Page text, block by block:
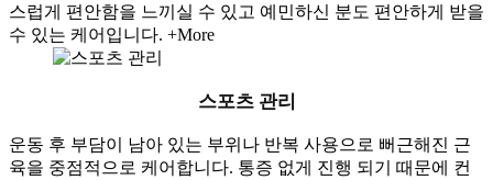
스럽게 편안함을 느끼실 수 있고 예민하신 분도 편안하게 받을
수 있는 케어입니다. +More
스포츠 관리
운동 후 부담이 남아 있는 부위나 반복 사용으로 뻐근해진 근
육을 중점적으로 케어합니다. 통증 없게 진행 되기 때문에 컨